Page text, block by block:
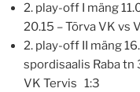
2. play-off I mäng
20.15 – Tõrva VK vs
2. play-off II mäng
spordisaalis Raba tn
VK Tervis 1:3